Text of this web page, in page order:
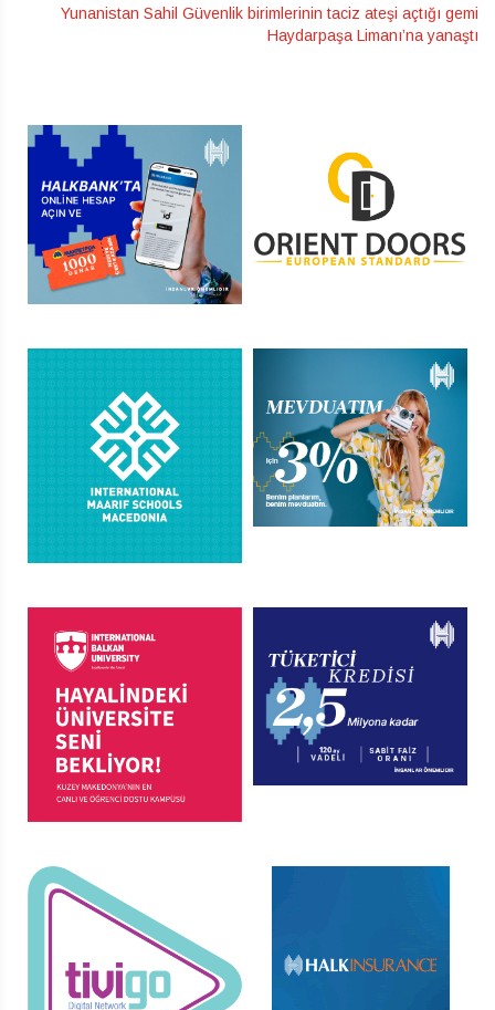
Yunanistan Sahil Güvenlik birimlerinin taciz ateşi açtığı gemi
Haydarpaşa Limanı’na yanaştı